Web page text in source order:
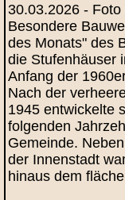
30.03.2026 -
Besondere
des Monats" des
die Stufenhäuser
Anfang der
Nach der
1945 entwickelte
folgenden
Gemeinde.
der Innenstadt
hinaus dem